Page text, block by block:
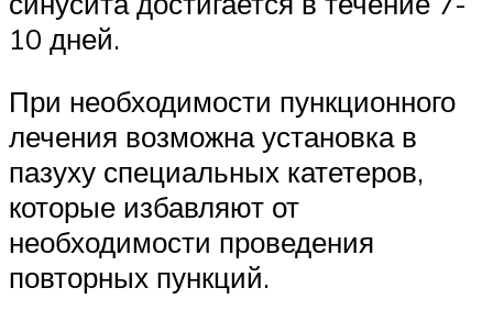
10 дней.
При необходимости пункционного
лечения возможна установка в
пазуху специальных катетеров,
которые избавляют от
необходимости проведения
повторных пункций.